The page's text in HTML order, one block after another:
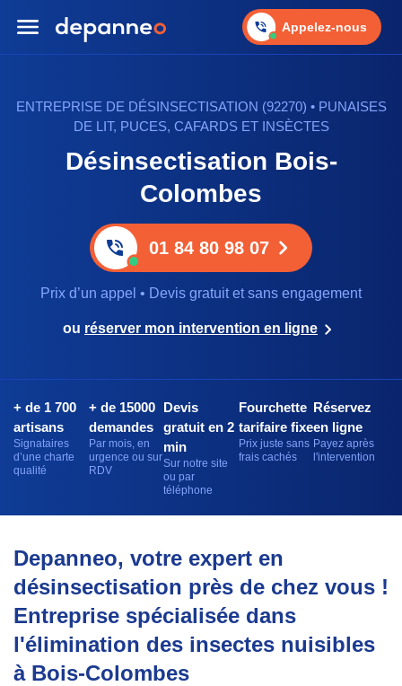
Appelez-nous
ENTREPRISE DE DÉSINSECTISATION (92270) • PUNAISES
DE LIT, PUCES, CAFARDS ET INSÈCTES
Désinsectisation Bois-
Colombes
01 84 80 98 07
Prix d’un appel • Devis gratuit et sans engagement
ou réserver mon intervention en ligne
+ de 1 700
artisans
Signataires
d’une charte
qualité
+ de 15000
demandes
Par mois, en
urgence ou sur
RDV
Devis
gratuit en 2
min
Sur notre site
ou par
téléphone
Fourchette
tarifaire fixe
Prix juste sans
frais cachés
Réservez
en ligne
Payez après
l'intervention
Depanneo, votre expert en
désinsectisation près de chez vous !
Entreprise spécialisée dans
l'élimination des insectes nuisibles
à Bois-Colombes